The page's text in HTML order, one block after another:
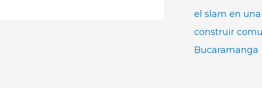
el slam en
construir
Bucaramanga